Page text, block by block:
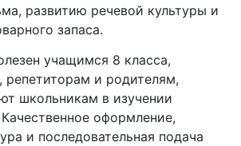
развитию речевой культуры и
запаса.
учащимся 8 класса,
репетиторам и родителям,
школьникам в изучении
оформление,
и последовательная подача